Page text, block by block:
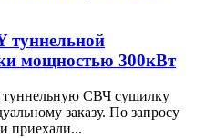
туннельной
мощностью 300кВт
туннельную СВЧ сушилку
заказу. По запросу
приехали...